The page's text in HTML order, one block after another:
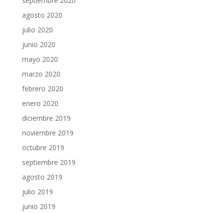
agosto 2020
julio 2020
junio 2020
mayo 2020
marzo 2020
febrero 2020
enero 2020
diciembre 2019
noviembre 2019
octubre 2019
septiembre 2019
agosto 2019
julio 2019
junio 2019